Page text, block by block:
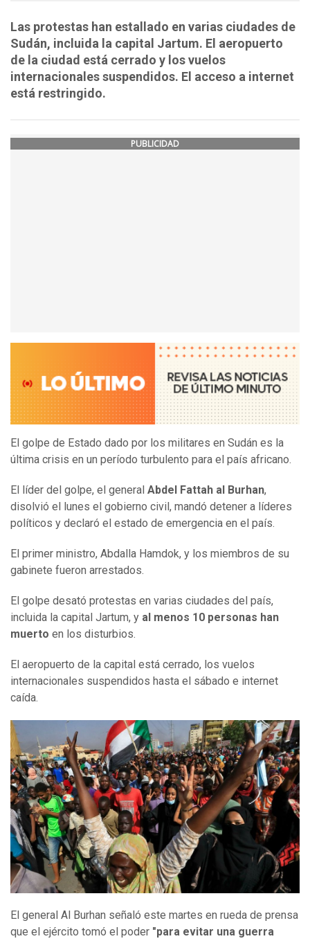
Las protestas han estallado en varias ciudades de
Sudán, incluida la capital Jartum. El aeropuerto
de la ciudad está cerrado y los vuelos
internacionales suspendidos. El acceso a internet
está restringido.
PUBLICIDAD
El golpe de Estado dado por los militares en Sudán es la
última crisis en un período turbulento para el país africano.
El líder del golpe, el general Abdel Fattah al Burhan,
disolvió el lunes el gobierno civil, mandó detener a líderes
políticos y declaró el estado de emergencia en el país.
El primer ministro, Abdalla Hamdok, y los miembros de su
gabinete fueron arrestados.
El golpe desató protestas en varias ciudades del país,
incluida la capital Jartum, y al menos 10 personas han
muerto en los disturbios.
El aeropuerto de la capital está cerrado, los vuelos
internacionales suspendidos hasta el sábado e internet
caída.
El general Al Burhan señaló este martes en rueda de prensa
que el ejército tomó el poder "para evitar una guerra